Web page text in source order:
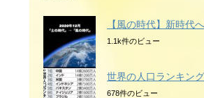
【風の時代】新時代
1.1k件のビュー
世界の人口ランキング
678件のビュー